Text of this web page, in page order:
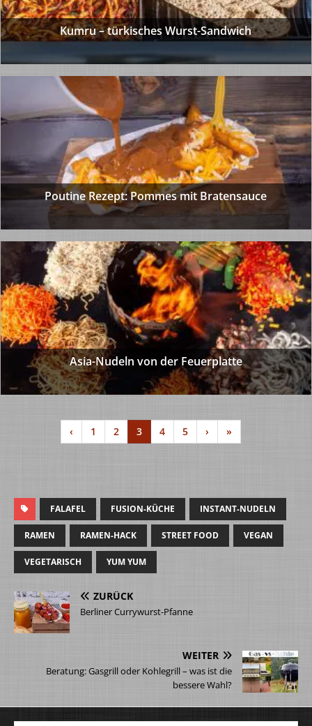
Kumru – türkisches Wurst-Sandwich
Poutine Rezept: Pommes mit Bratensauce
Asia-Nudeln von der Feuerplatte
‹ 1 2 3 4 5 › »
FALAFEL FUSION-KÜCHE INSTANT-NUDELN
RAMEN RAMEN-HACK STREET FOOD VEGAN
VEGETARISCH YUM YUM
ZURÜCK
Berliner Currywurst-Pfanne
WEITER
Beratung: Gasgrill oder Kohlegrill – was ist die
bessere Wahl?